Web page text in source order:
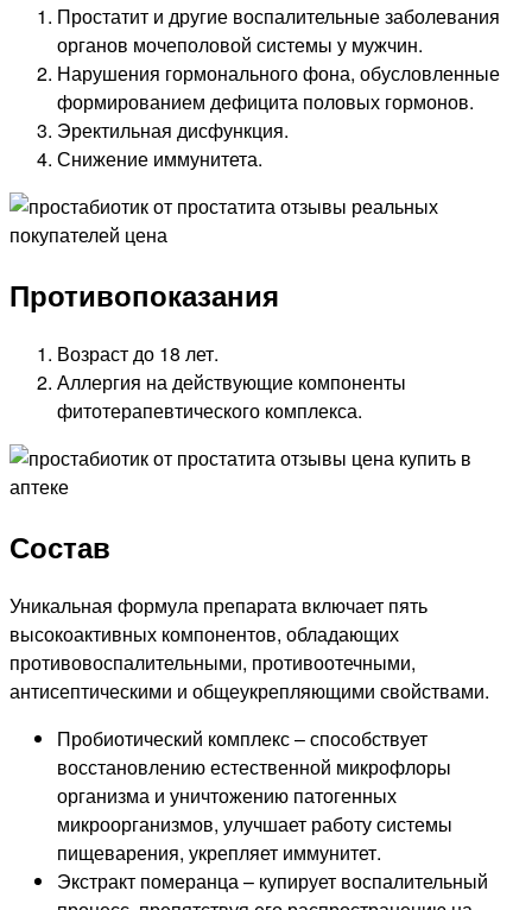
Простатит и другие воспалительные заболевания
органов мочеполовой системы у мужчин.
Нарушения гормонального фона, обусловленные
формированием дефицита половых гормонов.
Эректильная дисфункция.
Снижение иммунитета.
Противопоказания
Возраст до 18 лет.
Аллергия на действующие компоненты
фитотерапевтического комплекса.
Состав
Уникальная формула препарата включает пять
высокоактивных компонентов, обладающих
противовоспалительными, противоотечными,
антисептическими и общеукрепляющими свойствами.
Пробиотический комплекс – способствует
восстановлению естественной микрофлоры
организма и уничтожению патогенных
микроорганизмов, улучшает работу системы
пищеварения, укрепляет иммунитет.
Экстракт померанца – купирует воспалительный